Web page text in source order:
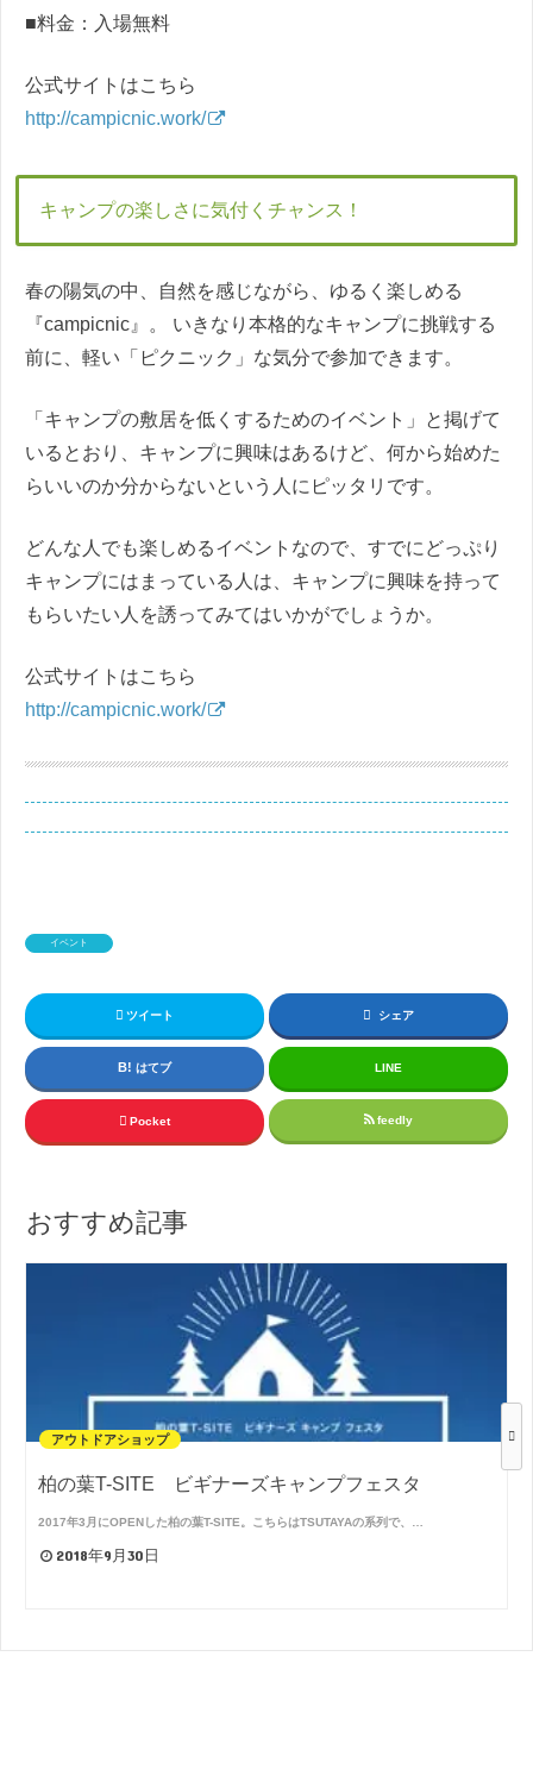
■料金：入場無料
公式サイトはこちら
http://campicnic.work/
キャンプの楽しさに気付くチャンス！
春の陽気の中、自然を感じながら、ゆるく楽しめる
『campicnic』。 いきなり本格的なキャンプに挑戦する
前に、軽い「ピクニック」な気分で参加できます。
「キャンプの敷居を低くするためのイベント」と掲げて
いるとおり、キャンプに興味はあるけど、何から始めた
らいいのか分からないという人にピッタリです。
どんな人でも楽しめるイベントなので、すでにどっぷり
キャンプにはまっている人は、キャンプに興味を持って
もらいたい人を誘ってみてはいかがでしょうか。
公式サイトはこちら
http://campicnic.work/
イベント
ツイート シェア
はてブ LINE
Pocket feedly
おすすめ記事
アウトドアショップ
柏の葉T-SITE ビギナーズキャンプフェスタ
2017年3月にOPENした柏の葉T-SITE。こちらはTSUTAYAの系列で、…
2018年9月30日